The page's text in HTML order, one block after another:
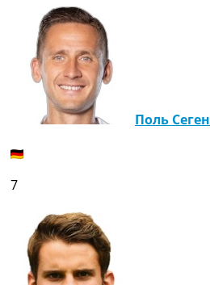
Поль Сеген
7